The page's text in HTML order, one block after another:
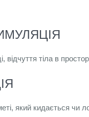
тіла в
який кидається чи